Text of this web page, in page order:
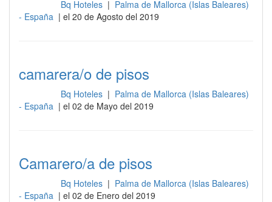
Bq Hoteles | Palma de Mallorca (Islas Baleares)
- España | el 20 de Agosto del 2019
camarera/o de pisos
Bq Hoteles | Palma de Mallorca (Islas Baleares)
- España | el 02 de Mayo del 2019
Camarero/a de pisos
Bq Hoteles | Palma de Mallorca (Islas Baleares)
- España | el 02 de Enero del 2019